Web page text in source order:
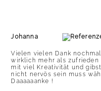
Johanna
Vielen vielen Dank
wirklich mehr als zufrieden
mit viel Kreativität und
nicht nervös sein muss
Daaaaaanke !